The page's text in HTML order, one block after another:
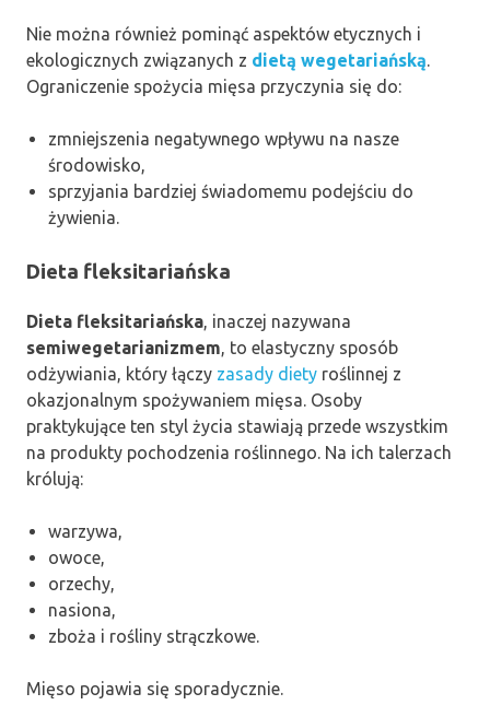
Nie można również pominąć aspektów etycznych i
ekologicznych związanych z dietą wegetariańską.
Ograniczenie spożycia mięsa przyczynia się do:
zmniejszenia negatywnego wpływu na nasze
środowisko,
sprzyjania bardziej świadomemu podejściu do
żywienia.
Dieta fleksitariańska
Dieta fleksitariańska, inaczej nazywana
semiwegetarianizmem, to elastyczny sposób
odżywiania, który łączy zasady diety roślinnej z
okazjonalnym spożywaniem mięsa. Osoby
praktykujące ten styl życia stawiają przede wszystkim
na produkty pochodzenia roślinnego. Na ich talerzach
królują:
warzywa,
owoce,
orzechy,
nasiona,
zboża i rośliny strączkowe.
Mięso pojawia się sporadycznie.